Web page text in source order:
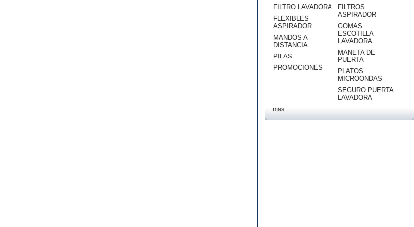
FILTRO LAVADORA
FLEXIBLES
ASPIRADOR
MANDOS A
DISTANCIA
PILAS
PROMOCIONES
FILTROS
ASPIRADOR
GOMAS
ESCOTILLA
LAVADORA
MANETA DE
PUERTA
PLATOS
MICROONDAS
SEGURO PUERTA
LAVADORA
mas...